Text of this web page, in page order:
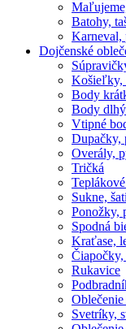
Batohy,
Karneval,
Dojčenské
Košieľky,
Body
Body
Vtipné
Dupačky,
Overály,
Tričká
Sukne,
Ponožky,
Spodná
Kraťase,
Rukavice
Svetríky,